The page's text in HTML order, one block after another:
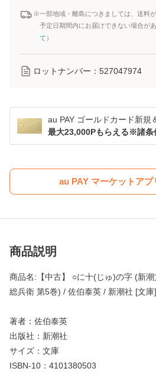
※一部地域・離島につきましては、送料
予定日期間内にお届けできない場合が
て ）
ロットナンバー： 527047974
au PAY ゴールドカード新規
最大23,000Pもらえる※諸条
au PAY マーケットアプ
商品説明
商品名:【中古】 ○に十(じゅ)の字 (新
総兵衛 第5巻) / 佐伯泰英 / 新潮社 [文庫
著者：佐伯泰英
出版社：新潮社
サイズ：文庫
ISBN-10：4101380503